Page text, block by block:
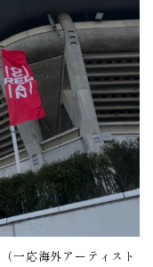
一応海外アーティスト